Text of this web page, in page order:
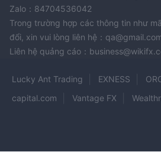
Zalo：84704536042
Trong trường hợp các thông tin như
đổi, xin vui lòng liên hệ：
Liên hệ quảng cáo：
Lucky Ant Trading EXNESS
capital.com
Vantage FX